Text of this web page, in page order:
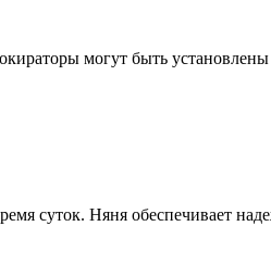
могут быть
суток. Няня обеспечивает